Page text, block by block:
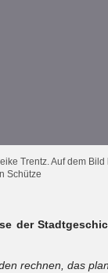
Trentz. Auf dem
Schütze
der
rechnen, das